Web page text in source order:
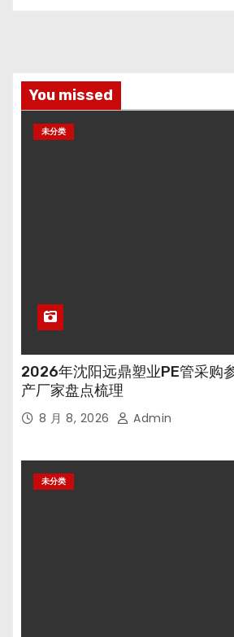
You missed
未分类
2026年沈阳远鼎塑业PE管采购
产厂家盘点梳理
8 月 8, 2026 Admin
未分类